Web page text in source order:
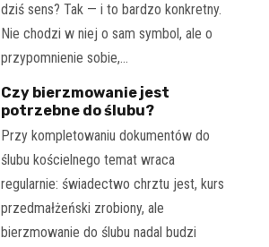
dziś sens? Tak — i to bardzo konkretny.
Nie chodzi w niej o sam symbol, ale o
przypomnienie sobie,…
Czy bierzmowanie jest
potrzebne do ślubu?
Przy kompletowaniu dokumentów do
ślubu kościelnego temat wraca
regularnie: świadectwo chrztu jest, kurs
przedmałżeński zrobiony, ale
bierzmowanie do ślubu nadal budzi